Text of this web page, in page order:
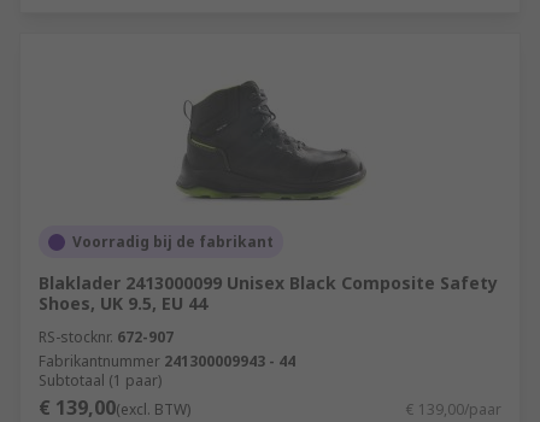
Voorradig bij de fabrikant
Blaklader 2413000099 Unisex Black Composite Safety
Shoes, UK 9.5, EU 44
RS-stocknr. 672-907
Fabrikantnummer 241300009943 - 44
Subtotaal (1 paar)
€ 139,00(excl. BTW) € 139,00/paar